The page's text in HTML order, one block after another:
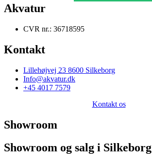
Akvatur
CVR nr.: 36718595
Kontakt
Lillehøjvej 23 8600 Silkeborg
Info@akvatur.dk
+45 4017 7579
Kontakt os
Showroom
Showroom og salg i Silkeborg